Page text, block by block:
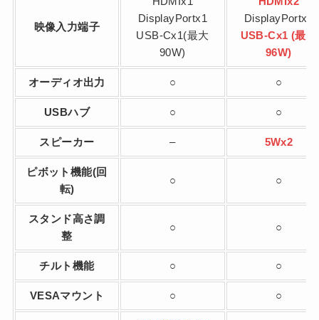
映像入力端子
DisplayPortx1
USB-Cx1(最大
90W)
DisplayPortx1
USB-Cx1 (最大
96W)
オーディオ出力 ○ ○
USBハブ ○ ○
スピーカー – 5Wx2
ピボット機能(回
転)
○ ○
スタンド高さ調
整
○ ○
チルト機能 ○ ○
VESAマウント ○ ○